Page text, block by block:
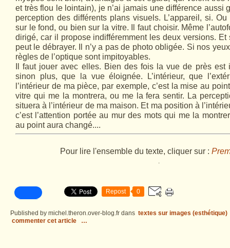
et très flou le lointain), je n’ai jamais une dif­férence aussi
perception des différents plans vi­suels. L’appareil, si.
sur le fond, ou bien sur la vitre. Il faut choisir. Même
dirigé, car il propose indifféremment les deux versions. Et
peut le débrayer. Il n’y a pas de photo obligée. Si nos
règles de l’optique sont impitoyables.
Il faut jouer avec elles. Bien des fois la vue de près est
sinon plus, que la vue éloignée. L’intérieur, que
l’intérieur de ma pièce, par exemple, c’est la mise au
vitre qui me la montrera, ou me la fera sentir. La
situera à l’intérieur de ma maison. Et ma position à
c’est l’attention portée au mur des mots qui me la
au point aura changé....
Pour lire l'ensemble du texte, cliquer sur :
.
Repost 0
Published by michel.theron.over-blog.fr dans textes sur images (esthétique)
commenter cet article
…